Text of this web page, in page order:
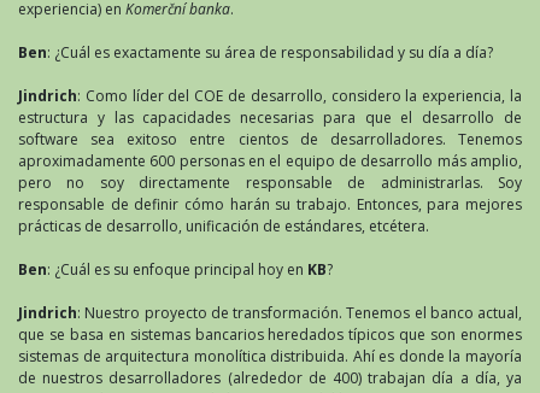
experiencia) en Komerční banka.
Ben: ¿Cuál es exactamente su área de responsabilidad y su día a día?
Jindrich: Como líder del COE de desarrollo, considero la experiencia, la
estructura y las capacidades necesarias para que el desarrollo de
software sea exitoso entre cientos de desarrolladores. Tenemos
aproximadamente 600 personas en el equipo de desarrollo más amplio,
pero no soy directamente responsable de administrarlas. Soy
responsable de definir cómo harán su trabajo. Entonces, para mejores
prácticas de desarrollo, unificación de estándares, etcétera.
Ben: ¿Cuál es su enfoque principal hoy en KB?
Jindrich: Nuestro proyecto de transformación. Tenemos el banco actual,
que se basa en sistemas bancarios heredados típicos que son enormes
sistemas de arquitectura monolítica distribuida. Ahí es donde la mayoría
de nuestros desarrolladores (alrededor de 400) trabajan día a día, ya